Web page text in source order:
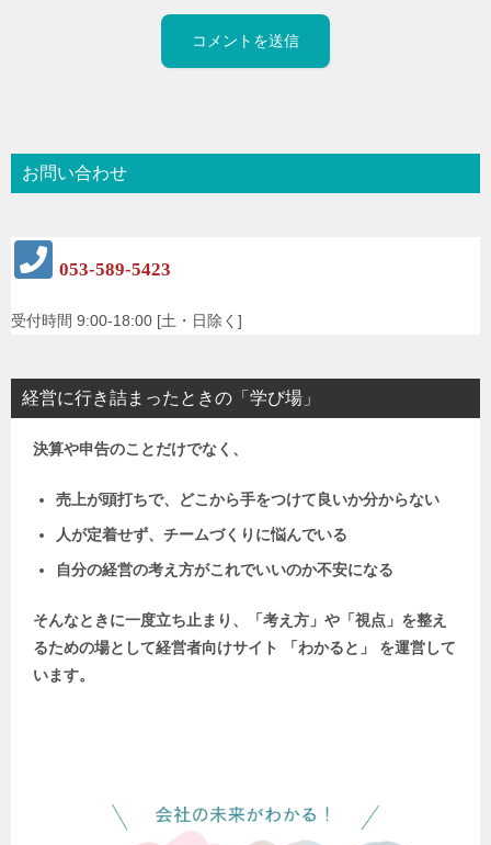
お問い合わせ
053-589-5423
受付時間 9:00-18:00 [土・日除く]
経営に行き詰まったときの「学び場」
決算や申告のことだけでなく、
売上が頭打ちで、どこから手をつけて良いか分からない
人が定着せず、チームづくりに悩んでいる
自分の経営の考え方がこれでいいのか不安になる
そんなときに一度立ち止まり、「考え方」や「視点」を整え
るための場として経営者向けサイト 「わかると」 を運営して
います。